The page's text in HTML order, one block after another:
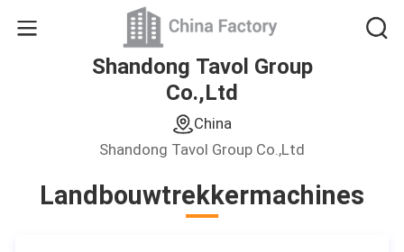
Shandong Tavol Group
Co.,Ltd
China
Shandong Tavol Group Co.,Ltd
Landbouwtrekkermachines